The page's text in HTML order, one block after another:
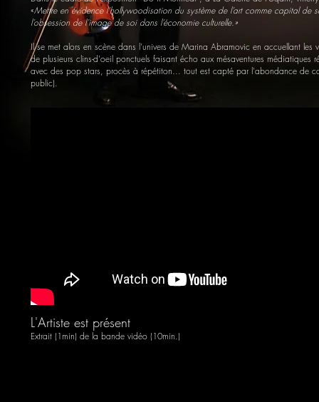
«Mettre en évidence l’hollywoodisation du système de l’art comme capital de
l’obsession de l’image de soi dans l’économie culturelle.»
Il se met alors en scène dans l'univers de Marina Abramovic en accuellant
de plusieurs clins-d'oeil ponctuels faisant écho aux mésaventures médiatiques
avec des pop stars, procès à répétiton... tout est capté par l'abondance de
public).
L'Artiste est présent
Extrait (1min) de la bande vidéo (10min.)